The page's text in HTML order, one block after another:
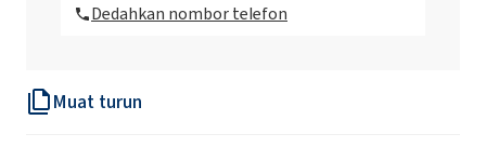
Muat turunROKAfenol N22/30 (Nonylphenol
Dedahkan nombor telefon